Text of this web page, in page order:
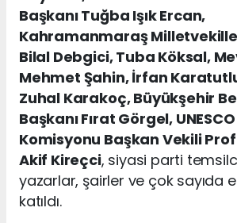
Başkanı Tuğba Işık Ercan,
Kahramanmaraş
Bilal Debgici, Tuba Köksal,
Mehmet Şahin, İrfan
Zuhal Karakoç, Büyükşehir
Başkanı Fırat Görgel,
Komisyonu Başkan Vekili
Akif Kireçci, siyasi parti
yazarlar, şairler ve çok sayıda
katıldı.